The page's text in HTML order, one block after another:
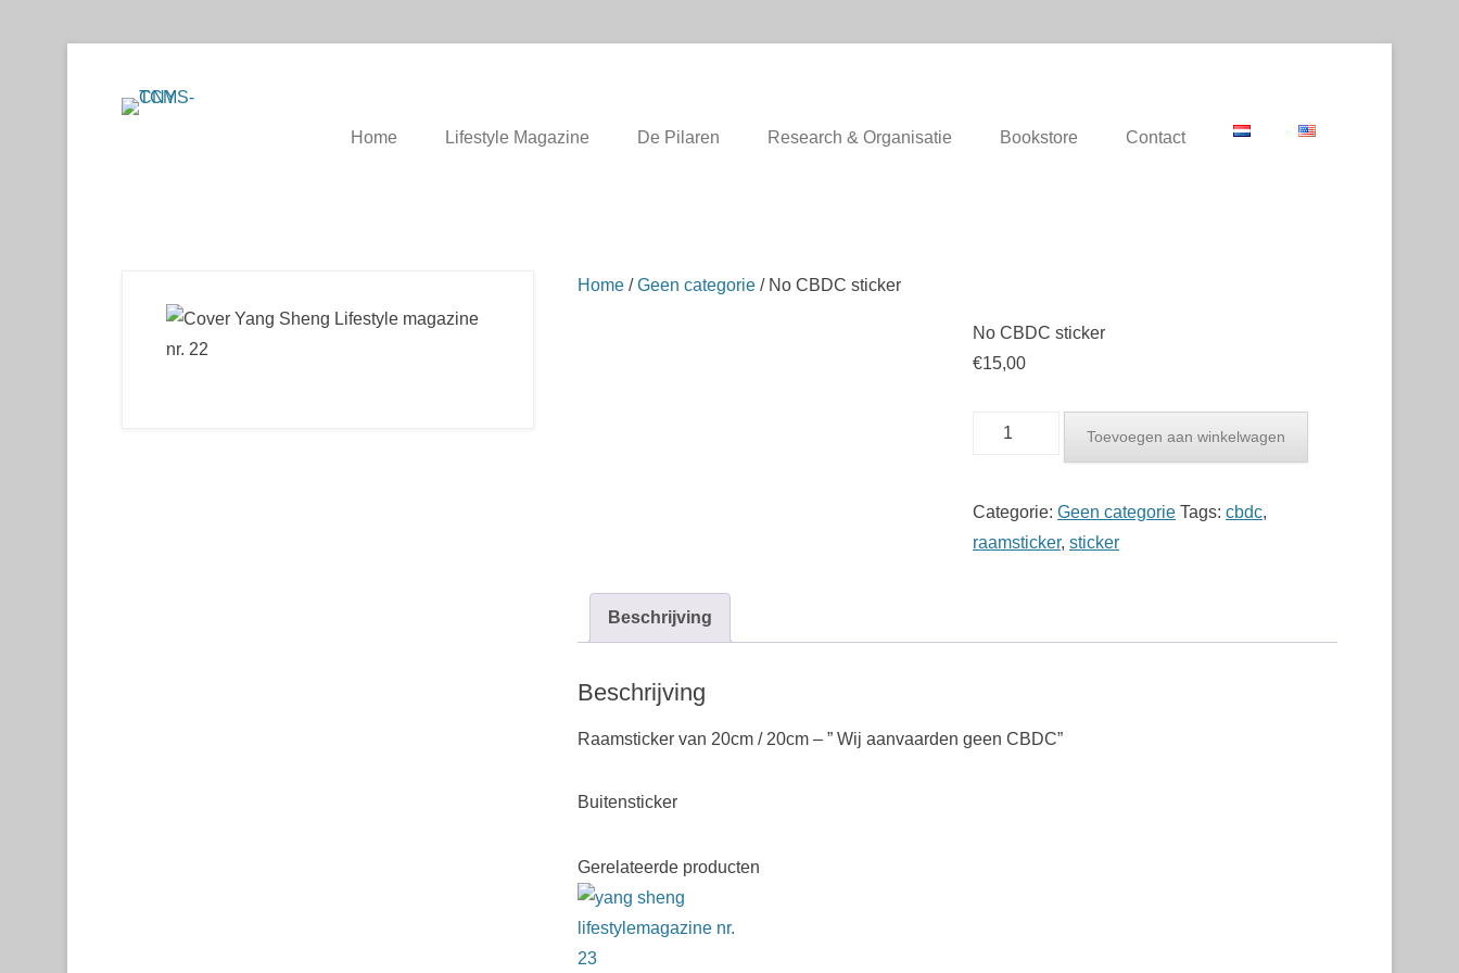
Home Lifestyle Magazine De Pilaren Research & Organisatie Bookstore Contact
Home /Geen categorie / No CBDC sticker
No CBDC sticker
€15,00
Toevoegen aan winkelwagen
Categorie: Geen categorie Tags: cbdc,
raamsticker, sticker
Beschrijving
Beschrijving
Raamsticker van 20cm / 20cm – ” Wij aanvaarden geen CBDC”
Buitensticker
Gerelateerde producten